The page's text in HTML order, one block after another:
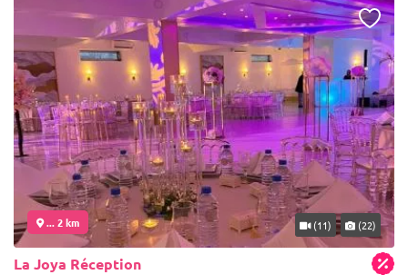
... 2 km (11) (22)
La Joya Réception